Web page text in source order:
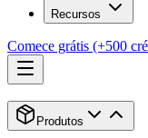
Recursos
Comece grátis (+500
Produtos